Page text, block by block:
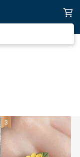
3